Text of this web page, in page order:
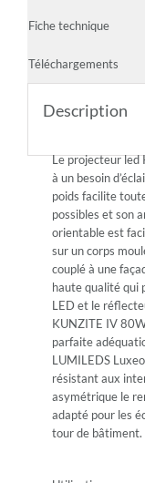
Fiche technique
Téléchargements
Description
Le projecteur led
à un besoin
poids facilite
possibles et son
orientable est
sur un corps
couplé à une
haute qualité qui
LED et le
KUNZITE IV
parfaite
LUMILEDS
résistant aux
asymétrique le
adapté pour les
tour de bâtiment.